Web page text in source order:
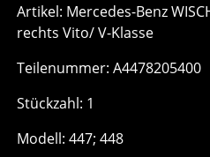
Artikel: Mercedes-Benz
rechts Vito/ V-Klasse
Teilenummer: A4478205400
Stückzahl: 1
Modell: 447; 448